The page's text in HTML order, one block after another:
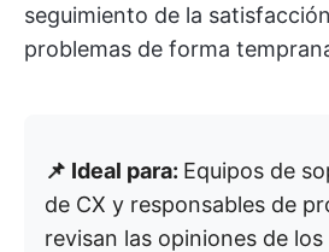
seguimiento de la
problemas de forma
📌 Ideal para: Equipos de
de CX y responsables de
revisan las opiniones de